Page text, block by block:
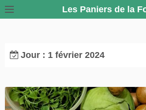
k
Les Paniers de la
Jour : 1 février 2024